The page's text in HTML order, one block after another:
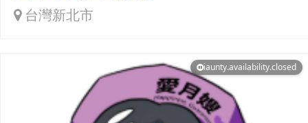
台灣新北市
iaunty.availability.closed